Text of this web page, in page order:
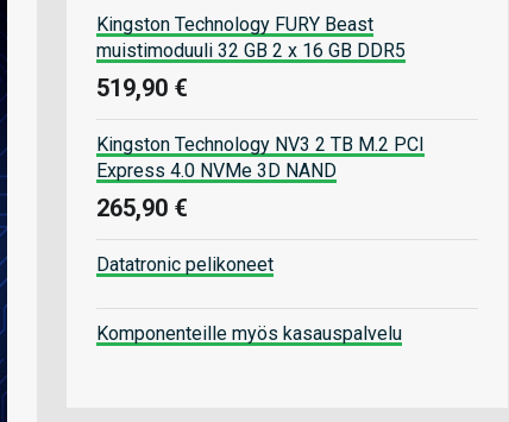
Kingston Technology FURY Beast
muistimoduuli 32 GB 2 x 16 GB DDR5
519,90 €
Kingston Technology NV3 2 TB M.2 PCI
Express 4.0 NVMe 3D NAND
265,90 €
Datatronic pelikoneet
Komponenteille myös kasauspalvelu